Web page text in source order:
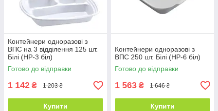
Контейнери одноразові з
ВПС на 3 відділення 125 шт.
Білі (HP-3 біл)
Готово до відправки
1 142 ₴ 1 203 ₴
Купити
Контейнери одноразові з
ВПС 250 шт. Білі (HP-6 біл)
Готово до відправки
1 563 ₴ 1 646 ₴
Купити